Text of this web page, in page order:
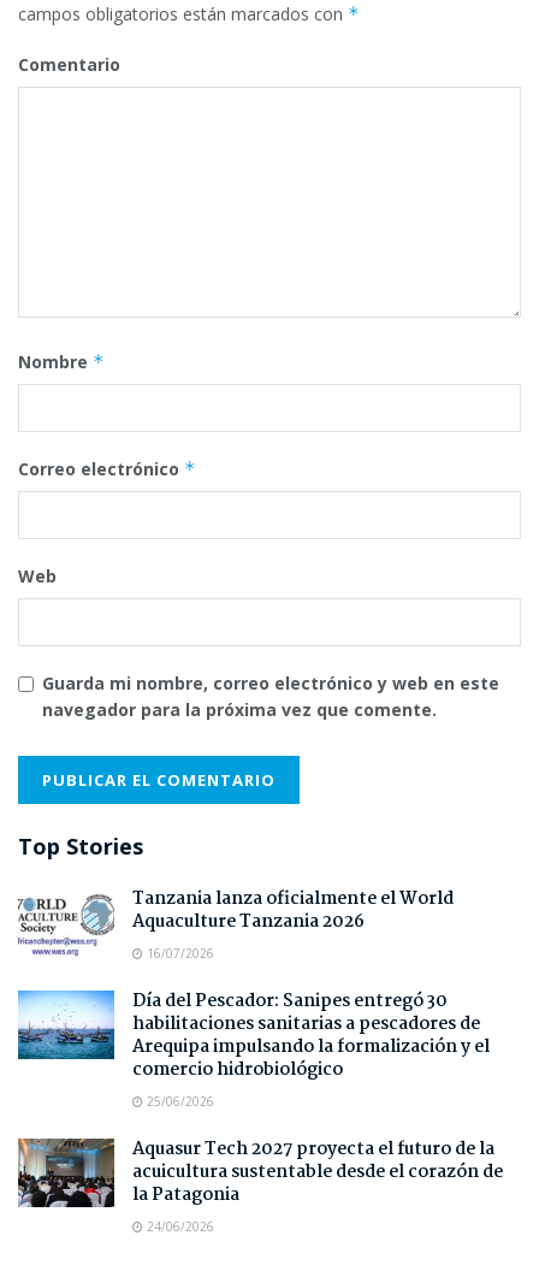
campos obligatorios están marcados con *
Comentario
Nombre *
Correo electrónico *
Web
Guarda mi nombre, correo electrónico y web en este
navegador para la próxima vez que comente.
Top Stories
Tanzania lanza oficialmente el World
Aquaculture Tanzania 2026
16/07/2026
Día del Pescador: Sanipes entregó 30
habilitaciones sanitarias a pescadores de
Arequipa impulsando la formalización y el
comercio hidrobiológico
25/06/2026
Aquasur Tech 2027 proyecta el futuro de la
acuicultura sustentable desde el corazón de
la Patagonia
24/06/2026